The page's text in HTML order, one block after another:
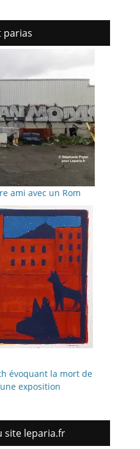
parias
ami avec un Rom
évoquant la mort de
exposition
site leparia.fr